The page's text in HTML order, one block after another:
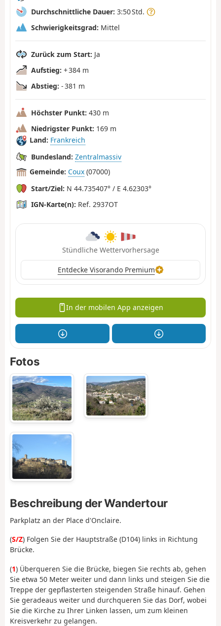
Durchschnittliche Dauer: 3:50 Std.
Schwierigkeitsgrad: Mittel
Zurück zum Start: Ja
Aufstieg: + 384 m
Abstieg: - 381 m
Höchster Punkt: 430 m
Niedrigster Punkt: 169 m
Land: Frankreich
Bundesland: Zentralmassiv
Gemeinde: Coux (07000)
Start/Ziel: N 44.735407° / E 4.62303°
IGN-Karte(n): Ref. 2937OT
Stündliche Wettervorhersage
Entdecke Visorando Premium
In der mobilen App anzeigen
Fotos
Beschreibung der Wandertour
Parkplatz an der Place d'Onclaire.
(S/Z) Folgen Sie der Hauptstraße (D104) links in Richtung
Brücke.
(1) Überqueren Sie die Brücke, biegen Sie rechts ab, gehen
Sie etwa 50 Meter weiter und dann links und steigen Sie die
Treppe der gepflasterten steigenden Straße hinauf. Gehen
Sie geradeaus weiter und durchqueren Sie das Dorf, wobei
Sie die Kirche zu Ihrer Linken lassen, um zum kleinen
Kreisverkehr zu gelangen.